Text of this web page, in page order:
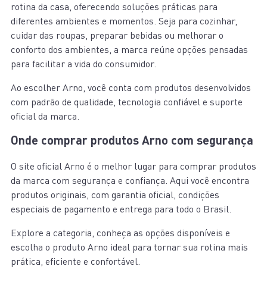
rotina da casa, oferecendo soluções práticas para
diferentes ambientes e momentos. Seja para cozinhar,
cuidar das roupas, preparar bebidas ou melhorar o
conforto dos ambientes, a marca reúne opções pensadas
para facilitar a vida do consumidor.
Ao escolher Arno, você conta com produtos desenvolvidos
com padrão de qualidade, tecnologia confiável e suporte
oficial da marca.
Onde comprar produtos Arno com segurança
O site oficial Arno é o melhor lugar para comprar produtos
da marca com segurança e confiança. Aqui você encontra
produtos originais, com garantia oficial, condições
especiais de pagamento e entrega para todo o Brasil.
Explore a categoria, conheça as opções disponíveis e
escolha o produto Arno ideal para tornar sua rotina mais
prática, eficiente e confortável.